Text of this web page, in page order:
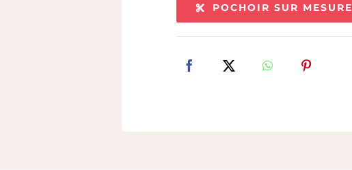
POCHOIR SUR MESURE